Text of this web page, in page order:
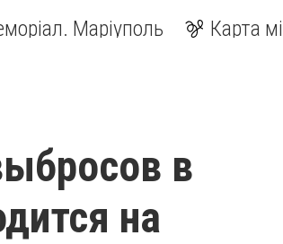
Маріуполь Карта
в
на